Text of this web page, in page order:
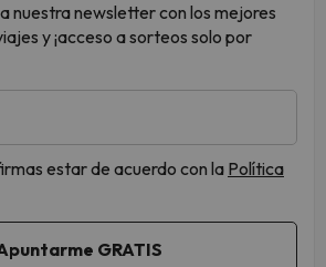
nuestra newsletter con los mejores
y ¡acceso a sorteos solo por
estar de acuerdo con la Política